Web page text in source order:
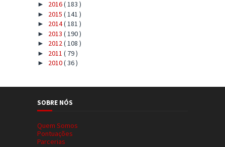
► 2016( 183 )
► 2015 ( 141 )
► 2014( 181 )
► 2013 ( 190 )
► 2012( 108 )
► 2011 ( 79 )
► 2010( 36 )
SOBRE NÓS
Quem Somos
Pontuações
Parcerias